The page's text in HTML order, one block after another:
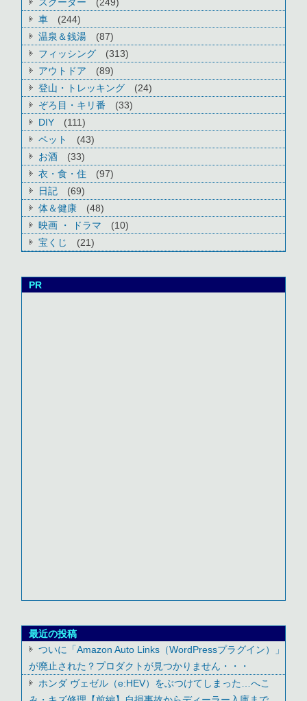
車
(244)
温泉＆銭湯
(87)
フィッシング
(313)
アウトドア
(89)
登山・トレッキング
(24)
ぞろ目・キリ番
(33)
DIY
(111)
ペット
(43)
お酒
(33)
衣・食・住
(97)
日記
(69)
体＆健康
(48)
映画 ・ ドラマ
(10)
宝くじ
(21)
PR
最近の投稿
ついに「Amazon Auto Links（WordPressプラグイン）」
が廃止された？プロダクトが見つかりません・・・
ホンダ ヴェゼル（e:HEV）をぶつけてしまった…へこ